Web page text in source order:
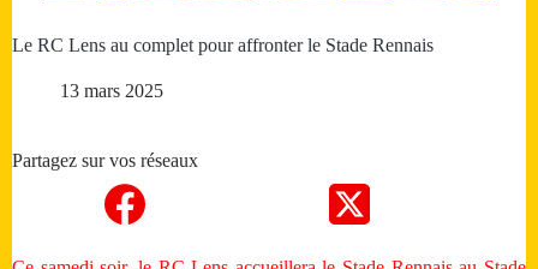
Le RC Lens au complet pour affronter le Stade Rennais
13 mars 2025
Partagez sur vos réseaux